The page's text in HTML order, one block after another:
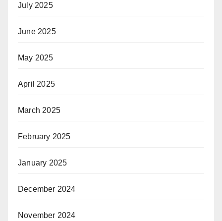
July 2025
June 2025
May 2025
April 2025
March 2025
February 2025
January 2025
December 2024
November 2024